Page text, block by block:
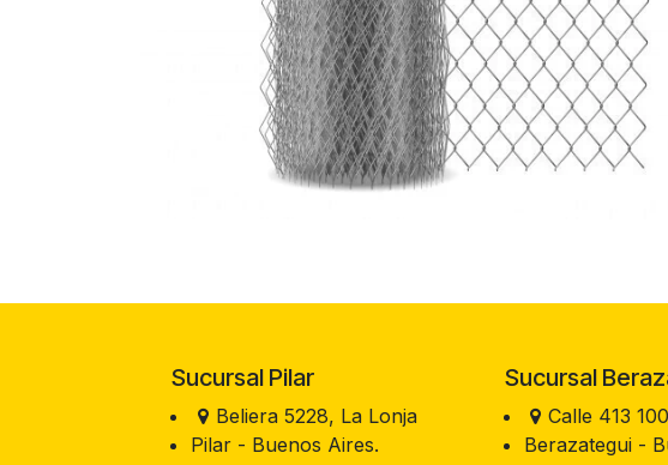
Sucursal Pilar
Beliera 5228, La Lonja
Pilar - Buenos Aires.
Sucursal
Calle 413
Berazategui -